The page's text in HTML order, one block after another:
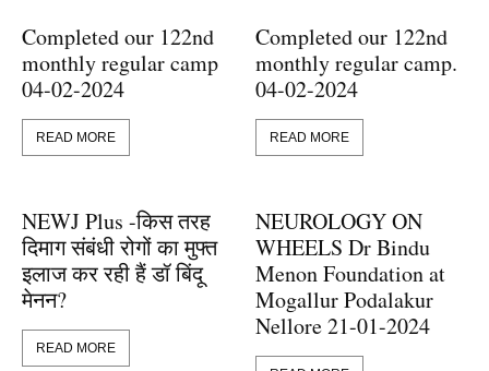
Completed our 122nd
monthly regular camp
04-02-2024
READ MORE
Completed our 122nd
monthly regular camp.
04-02-2024
READ MORE
NEWJ Plus -किस तरह
दिमाग संबंधी रोगों का मुफ्त
इलाज कर रही हैं डॉ बिंदू
मेनन?
READ MORE
NEUROLOGY ON
WHEELS Dr Bindu
Menon Foundation at
Mogallur Podalakur
Nellore 21-01-2024